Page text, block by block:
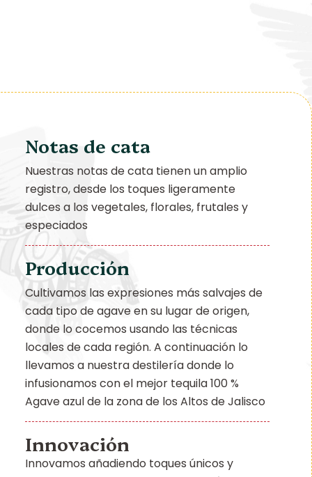
Notas de cata
Nuestras notas de cata tienen un amplio
registro, desde los toques ligeramente
dulces a los vegetales, florales, frutales y
especiados
Producción
Cultivamos las expresiones más salvajes de
cada tipo de agave en su lugar de origen,
donde lo cocemos usando las técnicas
locales de cada región. A continuación lo
llevamos a nuestra destilería donde lo
infusionamos con el mejor tequila 100 %
Agave azul de la zona de los Altos de Jalisco
Innovación
Innovamos añadiendo toques únicos y